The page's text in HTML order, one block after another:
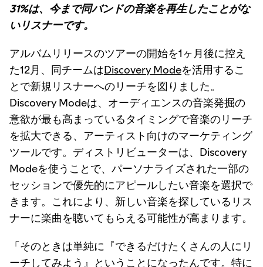
31%は、今まで同バンドの音楽を再生したことがな
いリスナーです。
アルバムリリースのツアーの開始を1ヶ月後に控え
た12月、同チームはDiscovery Modeを活用するこ
とで新規リスナーへのリーチを図りました。
Discovery Modeは、オーディエンスの音楽発掘の
意欲が最も高まっているタイミングで音楽のリーチ
を拡大できる、アーティスト向けのマーケティング
ツールです。ディストリビューターは、Discovery
Modeを使うことで、パーソナライズされた一部の
セッションで優先的にアピールしたい音楽を選択で
きます。これにより、新しい音楽を探しているリス
ナーに楽曲を聴いてもらえる可能性が高まります。
「そのときは単純に『できるだけたくさんの人にリ
ーチしてみよう』ということになったんです。特に